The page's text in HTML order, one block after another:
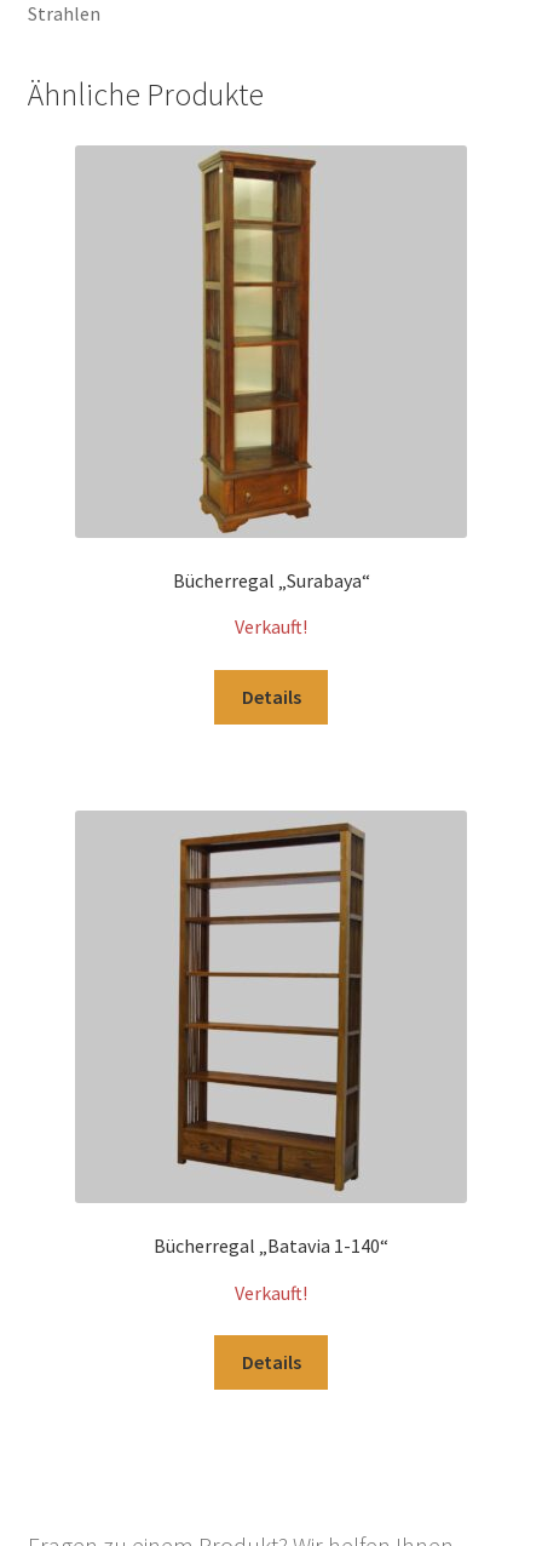
Strahlen
Ähnliche Produkte
Bücherregal „Surabaya“
Verkauft!
Details
Bücherregal „Batavia 1-140“
Verkauft!
Details